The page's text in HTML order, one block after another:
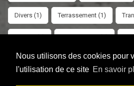
Nous utilisons des cookies pour
l'utilisation de ce site En savoir
Divers (1) Terrassement (1)